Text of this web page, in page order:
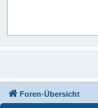
Foren-Übersicht